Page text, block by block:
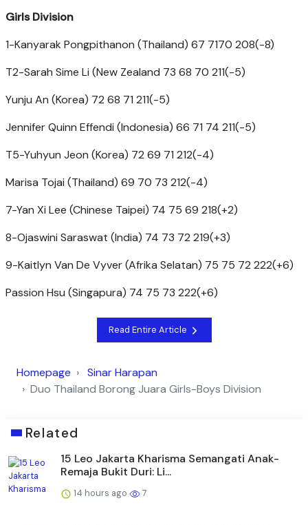
Girls Division
1-Kanyarak Pongpithanon (Thailand) 67 7170 208(-8)
T2-Sarah Sime Li (New Zealand 73 68 70 211(-5)
Yunju An (Korea) 72 68 71 211(-5)
Jennifer Quinn Effendi (Indonesia) 66 71 74 211(-5)
T5-Yuhyun Jeon (Korea) 72 69 71 212(-4)
Marisa Tojai (Thailand) 69 70 73 212(-4)
7-Yan Xi Lee (Chinese Taipei) 74 75 69 218(+2)
8-Ojaswini Saraswat (India) 74 73 72 219(+3)
9-Kaitlyn Van De Vyver (Afrika Selatan) 75 75 72 222(+6)
Passion Hsu (Singapura) 74 75 73 222(+6)
Read Entire Article
Homepage
Sinar Harapan
Duo Thailand Borong Juara Girls-Boys Division
Related
15 Leo Jakarta Kharisma Semangati Anak-
Remaja Bukit Duri: Li...
14 hours ago 7